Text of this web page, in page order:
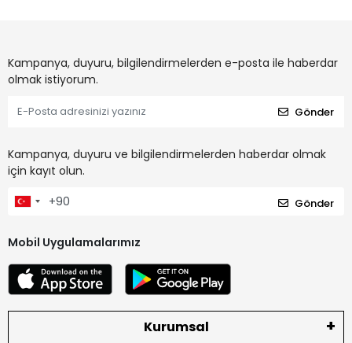
Kampanya, duyuru, bilgilendirmelerden e-posta ile haberdar
olmak istiyorum.
Gönder
Kampanya, duyuru ve bilgilendirmelerden haberdar olmak
için kayıt olun.
Gönder
Mobil Uygulamalarımız
Kurumsal